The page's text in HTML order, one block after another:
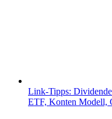
Link-Tipps:
ETF, Konten Modell,